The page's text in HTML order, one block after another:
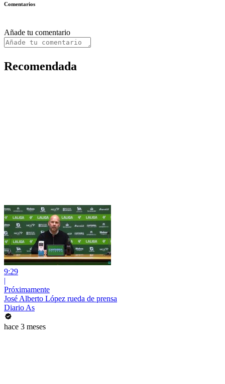
Comentarios
Añade tu comentario
Recomendada
9:29
|
Próximamente
José Alberto López rueda de prensa
Diario As
hace 3 meses